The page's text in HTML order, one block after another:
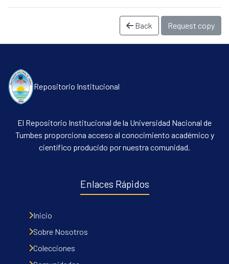
Communities & Collections
All of DSpace
Statistics
Contacto
Back Request copy
Repositorio Institucional
El Repositorio Institucional de la Universidad Nacional de
Tumbes proporciona acceso al conocimiento académico y
científico producido por nuestra comunidad.
Enlaces Rápidos
Inicio
Sobre Nosotros
Colecciones